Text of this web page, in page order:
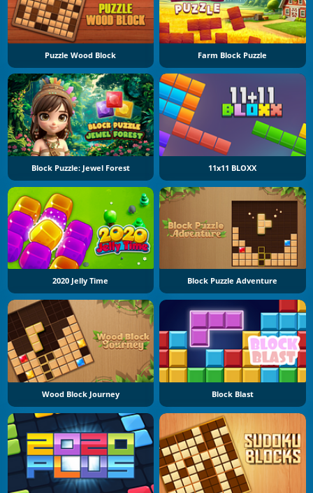
Puzzle Wood Block Farm Block Puzzle
Block Puzzle: Jewel Forest 11x11 BLOXX
2020 Jelly Time Block Puzzle Adventure
Wood Block Journey Block Blast